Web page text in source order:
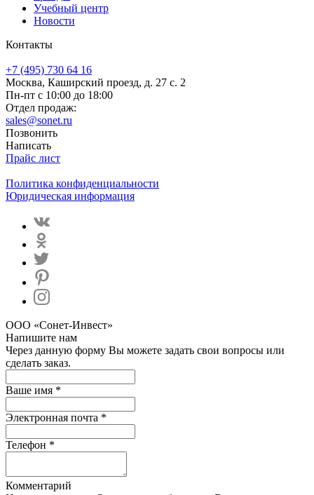
Учебный центр
Новости
Контакты
+7 (495) 730 64 16
Москва, Каширский проезд, д. 27 с. 2
Пн-пт с 10:00 до 18:00
Отдел продаж:
sales@sonet.ru
Позвонить
Написать
Прайс лист
Политика конфиденциальности
Юридическая информация
ООО «Сонет-Инвест»
Напишите нам
Через данную форму Вы можете задать свои вопросы или
сделать заказ.
Ваше имя *
Электронная почта *
Телефон *
Комментарий